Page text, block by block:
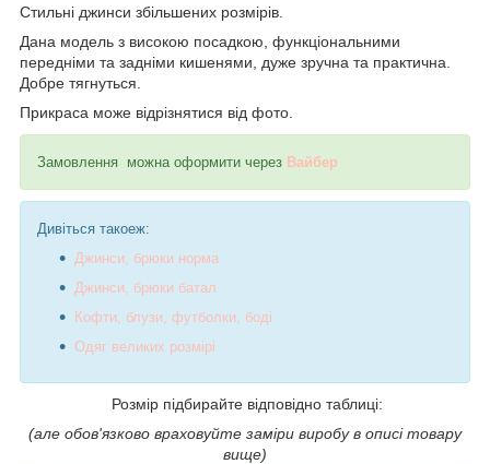
Стильні джинси збільшених розмірів.
Дана модель з високою посадкою, функціональними
передніми та задніми кишенями, дуже зручна та практична.
Добре тягнуться.
Прикраса може відрізнятися від фото.
Замовлення можна оформити через Вайбер
Дивіться такоеж:
Джинси, брюки норма
Джинси, брюки батал
Кофти, блузи, футболки, боді
Одяг великих розмірі
Розмір підбирайте відповідно таблиці:
(але обов'язково враховуйте заміри виробу в описі товару
вище)